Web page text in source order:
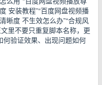
安装教程”“百度网盘视频播
晰度 不生效怎么办”“合规风
里不要只重复脚本名称，更
验证效果、出现问题如何